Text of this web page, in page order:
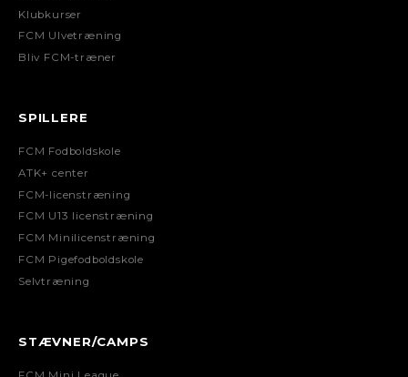
Klubkurser
FCM Ulvetræning
Bliv FCM-træner
SPILLERE
FCM Fodboldskole
ATK+ center
FCM-licenstræning
FCM U13 licenstræning
FCM Minilicenstræning
FCM Pigefodboldskole
Selvtræning
STÆVNER/CAMPS